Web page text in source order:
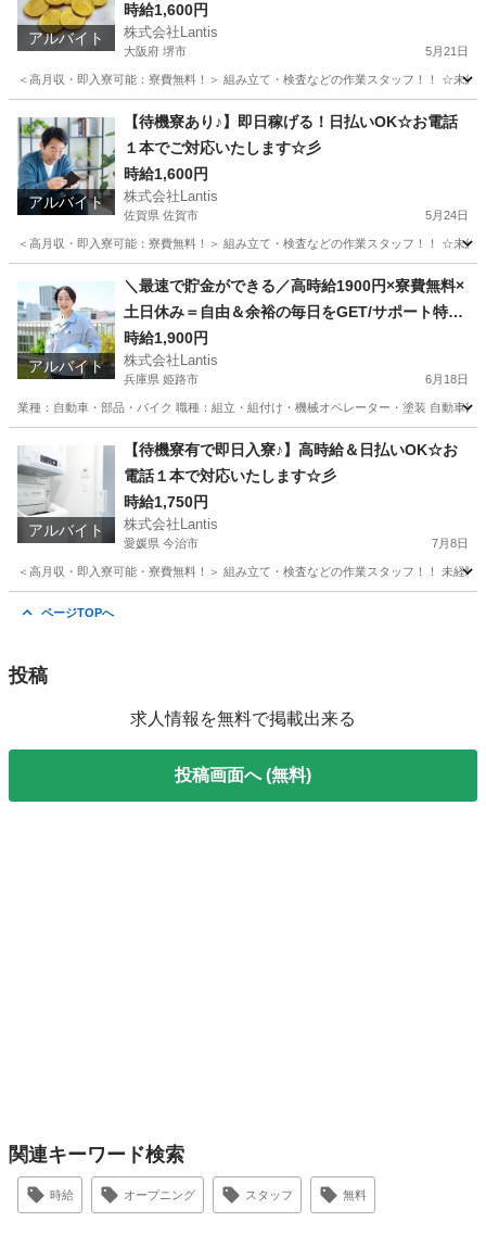
アルバイト
時給1,600円
株式会社Lantis
大阪府 堺市 5月21日
＜高月収・即入寮可能：寮費無料！＞ 組み立て・検査などの作業スタッフ！！
工場 時給
アルバイト
【待機寮あり♪】即日稼げる！日払いOK☆お電話
１本でご対応いたします☆彡
時給1,600円
株式会社Lantis
佐賀県 佐賀市 5月24日
＜高月収・即入寮可能：寮費無料！＞ 組み立て・検査などの作業スタッフ！！
工場 時給
アルバイト
＼最速で貯金ができる／高時給1900円×寮費無料×
土日休み＝自由＆余裕の毎日をGET/サポート特典
あり♪
時給1,900円
株式会社Lantis
兵庫県 姫路市 6月18日
業種：自動車・部品・バイク 職種：組立・組付け・機械オペレーター・塗装 自動車
工場 無料
アルバイト
【待機寮有で即日入寮♪】高時給＆日払いOK☆お
電話１本で対応いたします☆彡
時給1,750円
株式会社Lantis
愛媛県 今治市 7月8日
＜高月収・即入寮可能・寮費無料！＞ 組み立て・検査などの作業スタッフ！！ 未経
ページTOPへ
投稿
求人情報を無料で掲載出来る
投稿画面へ (無料)
関連キーワード検索
時給 オープニング スタッフ 無料